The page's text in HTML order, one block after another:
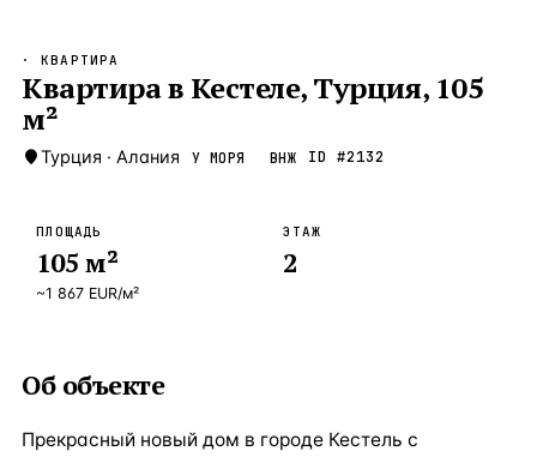
Новороссийск — Локация Россия · 2
Стамбул
Анталия
ЧАСТО ИЩУТ
Турция
· КВАРТИРА
Квартира в Кестеле, Турция, 105
м²
Турция · Алания У МОРЯ ВНЖ ID #2132
ПЛОЩАДЬ
105 м²
~1 867 EUR/м²
ЭТАЖ
2
Об объекте
Прекрасный новый дом в городе Кестель с